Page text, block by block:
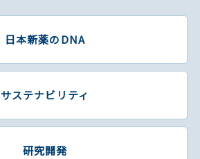
日本新薬のDNA
サステナビリティ
研究開発